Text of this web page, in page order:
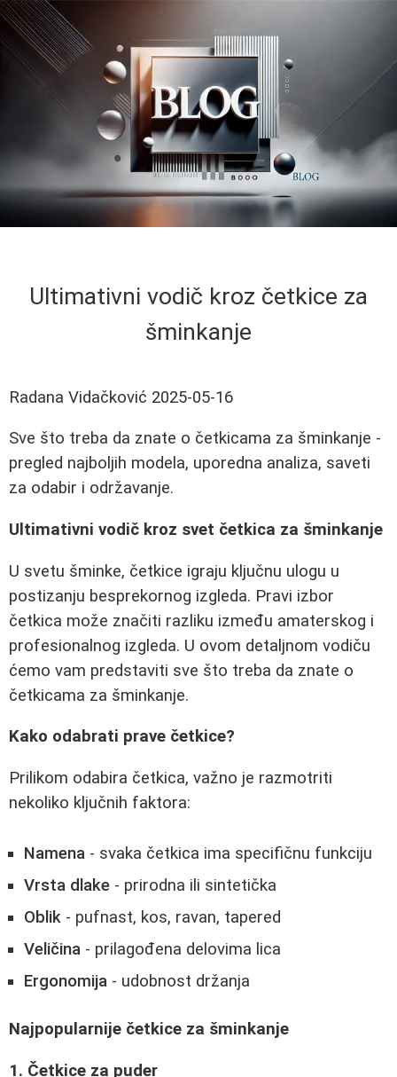
Ultimativni vodič kroz četkice za
šminkanje
Radana Vidačković 2025-05-16
Sve što treba da znate o četkicama za šminkanje -
pregled najboljih modela, uporedna analiza, saveti
za odabir i održavanje.
Ultimativni vodič kroz svet četkica za šminkanje
U svetu šminke, četkice igraju ključnu ulogu u
postizanju besprekornog izgleda. Pravi izbor
četkica može značiti razliku između amaterskog i
profesionalnog izgleda. U ovom detaljnom vodiču
ćemo vam predstaviti sve što treba da znate o
četkicama za šminkanje.
Kako odabrati prave četkice?
Prilikom odabira četkica, važno je razmotriti
nekoliko ključnih faktora:
Namena - svaka četkica ima specifičnu funkciju
Vrsta dlake - prirodna ili sintetička
Oblik - pufnast, kos, ravan, tapered
Veličina - prilagođena delovima lica
Ergonomija - udobnost držanja
Najpopularnije četkice za šminkanje
1. Četkice za puder